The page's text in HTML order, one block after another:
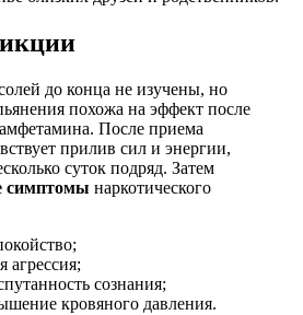
до конца не изучены, но
похожа на эффект после
После приема
прилив сил и энергии,
суток подряд. Затем
симптомы наркотического
агрессия;
сознания;
кровяного давления.